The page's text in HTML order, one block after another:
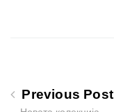
Previous Post